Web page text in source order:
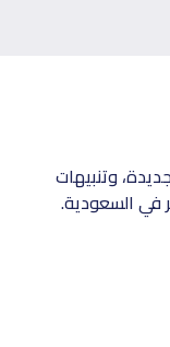
وتنبيهات